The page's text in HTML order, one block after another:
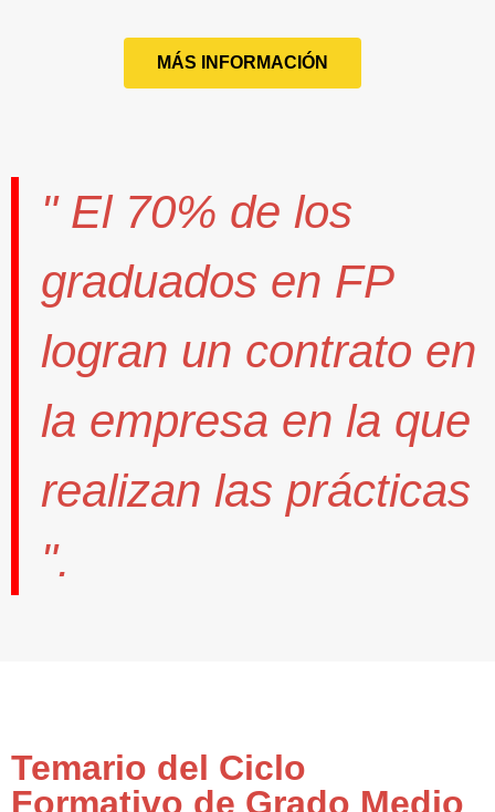
MÁS INFORMACIÓN
" El 70% de los
graduados en FP
logran un contrato en
la empresa en la que
realizan las prácticas
".
Temario del Ciclo
Formativo de Grado Medio